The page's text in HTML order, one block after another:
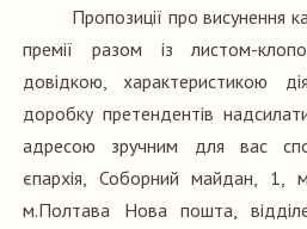
Пропозиції про висунення
премії разом із листом-
довідкою, характеристикою
доробку претендентів
адресою зручним для вас
єпархія, Соборний майдан, 1,
м.Полтава Нова пошта,